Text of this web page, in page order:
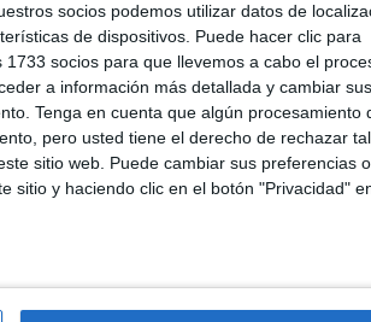
socios podemos utilizar datos de
de dispositivos. Puede hacer clic para
socios para que llevemos a cabo el
a información más detallada y cambiar sus
Tenga en cuenta que algún procesamiento
pero usted tiene el derecho de rechazar tal
sitio web. Puede cambiar sus preferencias
sitio y haciendo clic en el botón "Privacidad"
un recurso didáctico
de educación
eficacia demostrada entre